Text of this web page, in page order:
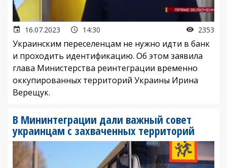
16.07.2023 14:30 2353
Украинским переселенцам не нужно идти в банк
и проходить идентификацию. Об этом заявила
глава Министерства реинтеграции временно
оккупированных территорий Украины Ирина
Верещук.
В Мининтеграции дали важный совет
украинцам с захваченных территорий